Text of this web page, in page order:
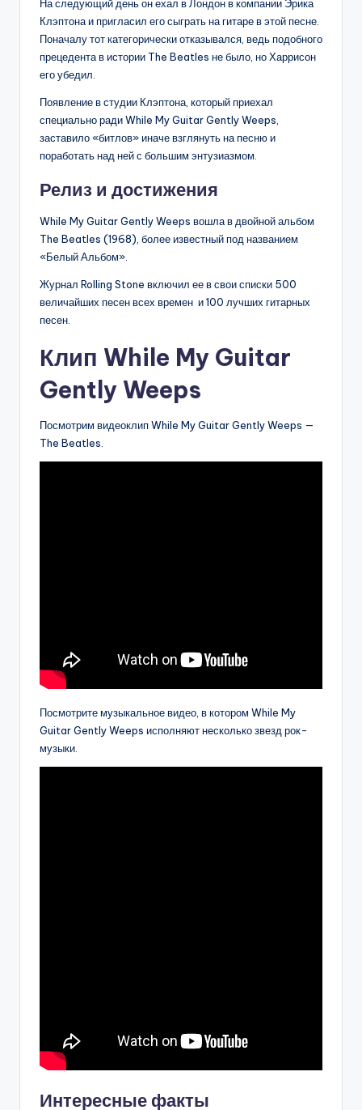
На следующий день он ехал в Лондон в компании Эрика
Клэптона и пригласил его сыграть на гитаре в этой песне.
Поначалу тот категорически отказывался, ведь подобного
прецедента в истории The Beatles не было, но Харрисон
его убедил.
Появление в студии Клэптона, который приехал
специально ради While My Guitar Gently Weeps,
заставило «битлов» иначе взглянуть на песню и
поработать над ней с большим энтузиазмом.
Релиз и достижения
While My Guitar Gently Weeps вошла в двойной альбом
The Beatles (1968), более известный под названием
«Белый Альбом».
Журнал Rolling Stone включил ее в свои списки 500
величайших песен всех времен и 100 лучших гитарных
песен.
Клип While My Guitar
Gently Weeps
Посмотрим видеоклип While My Guitar Gently Weeps —
The Beatles.
Посмотрите музыкальное видео, в котором While My
Guitar Gently Weeps исполняют несколько звезд рок-
музыки.
Интересные факты